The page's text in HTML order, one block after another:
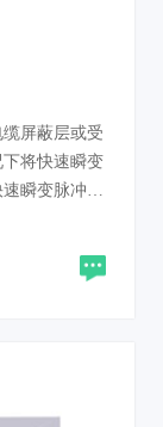
屏蔽层或受
将快速瞬变
瞬变脉冲群
4-4和